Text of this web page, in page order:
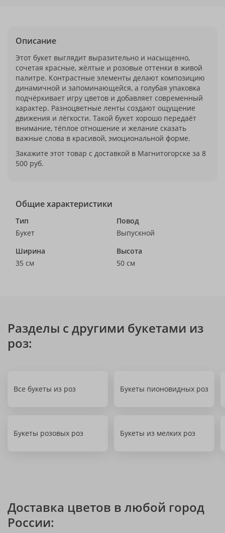
Описание
Этот букет выглядит выразительно и насыщенно,
сочетая красные, жёлтые и розовые оттенки в живой
палитре. Контрастные элементы делают композицию
динамичной и запоминающейся, а голубая упаковка
подчёркивает игру цветов и добавляет современный
характер. Разноцветные ленты создают ощущение
движения и лёгкости. Такой букет хорошо передаёт
внимание, тёплое отношение и желание сказать
важные слова в красивой, эмоциональной форме.
Закажите этот товар с доставкой в Магнитогорске за 8
500 руб.
Общие характеристики
Тип
Букет
Повод
Выпускной
Ширина
35 см
Высота
50 см
Разделы с другими букетами из
роз:
Все букеты из роз Букеты пионовидных роз
Букеты розовых роз Букеты из мелких роз
Доставка цветов в любой город
России: